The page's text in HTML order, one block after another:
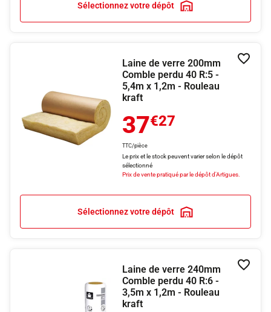
Sélectionnez votre dépôt
Laine de verre 200mm
Comble perdu 40 R:5 -
5,4m x 1,2m - Rouleau
kraft
37€27
TTC/pièce
Le prix et le stock peuvent varier selon le dépôt
sélectionné
Prix de vente pratiqué par le dépôt d'Artigues.
Sélectionnez votre dépôt
Laine de verre 240mm
Comble perdu 40 R:6 -
3,5m x 1,2m - Rouleau
kraft